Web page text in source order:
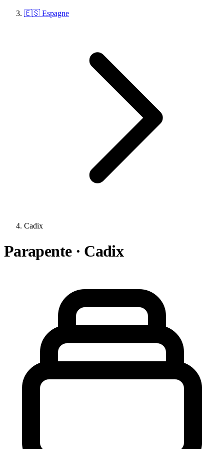
🇪🇸 Espagne
Cadix
Parapente · Cadix